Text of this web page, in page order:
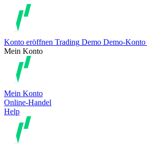
Konto eröffnen Trading Demo Demo-Konto
Mein Konto
Mein Konto
Online-Handel
Help